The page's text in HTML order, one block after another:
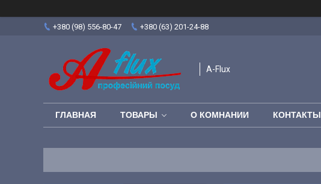
+380 (98) 556-80-47 +380 (63) 201-24-88
A-Flux
ГЛАВНАЯ ТОВАРЫ О КОМНАНИИ КОНТАКТЫ